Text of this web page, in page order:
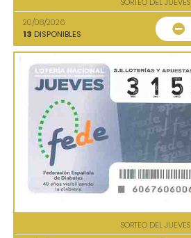
20/08/2026
13 DISPONIBLES
SORTEO DEL JUEVES